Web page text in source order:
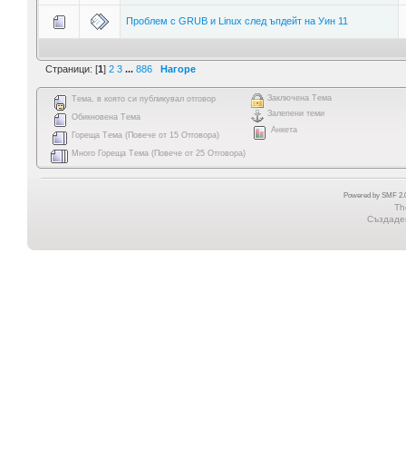
Проблем с GRUB и Linux след ъпдейт на Уин 11
Страници: [1] 2 3 ... 886 Нагоре
Тема, в която си публикувал отговор
Обикновена Тема
Гореща Тема (Повече от 15 Отговора)
Много Гореща Тема (Повече от 25 Отговора)
Заключена Тема
Залепени теми
Анкета
Powered by SMF